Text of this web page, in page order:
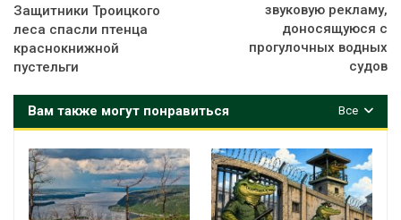
Защитники Троицкого
леса спасли птенца
краснокнижной
пустельги
звуковую рекламу,
доносящуюся с
прогулочных водных
судов
Все
Вам также могут понравиться